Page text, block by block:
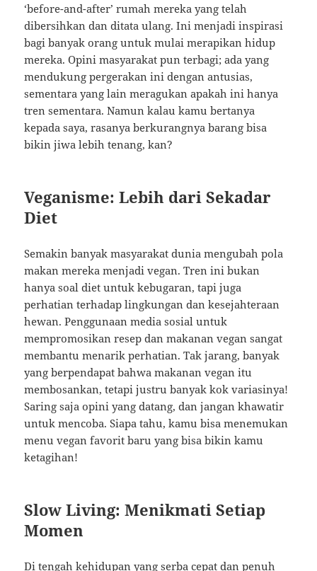
‘before-and-after’ rumah mereka yang telah
dibersihkan dan ditata ulang. Ini menjadi inspirasi
bagi banyak orang untuk mulai merapikan hidup
mereka. Opini masyarakat pun terbagi; ada yang
mendukung pergerakan ini dengan antusias,
sementara yang lain meragukan apakah ini hanya
tren sementara. Namun kalau kamu bertanya
kepada saya, rasanya berkurangnya barang bisa
bikin jiwa lebih tenang, kan?
Veganisme: Lebih dari Sekadar
Diet
Semakin banyak masyarakat dunia mengubah pola
makan mereka menjadi vegan. Tren ini bukan
hanya soal diet untuk kebugaran, tapi juga
perhatian terhadap lingkungan dan kesejahteraan
hewan. Penggunaan media sosial untuk
mempromosikan resep dan makanan vegan sangat
membantu menarik perhatian. Tak jarang, banyak
yang berpendapat bahwa makanan vegan itu
membosankan, tetapi justru banyak kok variasinya!
Saring saja opini yang datang, dan jangan khawatir
untuk mencoba. Siapa tahu, kamu bisa menemukan
menu vegan favorit baru yang bisa bikin kamu
ketagihan!
Slow Living: Menikmati Setiap
Momen
Di tengah kehidupan yang serba cepat dan penuh